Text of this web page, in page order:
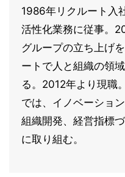
1986年リクルート入
活性化業務に従事。
グループの立ち上げ
ートで人と組織の領
る。2012年より現職
では、イノベーショ
組織開発、経営指標
に取り組む。